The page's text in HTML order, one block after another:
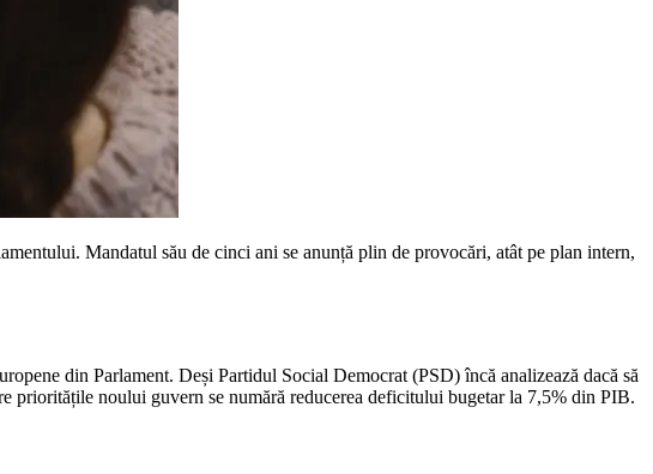
Mandatul său de cinci ani se anunță plin de provocări, atât pe plan intern,
din Parlament. Deși Partidul Social Democrat (PSD) încă analizează dacă să
noului guvern se numără reducerea deficitului bugetar la 7,5% din PIB.